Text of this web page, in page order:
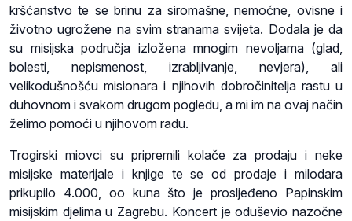
kršćanstvo te se brinu za siromašne, nemoćne, ovisne i
životno ugrožene na svim stranama svijeta. Dodala je da
su misijska područja izložena mnogim nevoljama (glad,
bolesti, nepismenost, izrabljivanje, nevjera), ali
velikodušnošću misionara i njihovih dobročinitelja rastu u
duhovnom i svakom drugom pogledu, a mi im na ovaj način
želimo pomoći u njihovom radu.
Trogirski miovci su pripremili kolače za prodaju i neke
misijske materijale i knjige te se od prodaje i milodara
prikupilo 4.000, oo kuna što je prosljeđeno Papinskim
misijskim djelima u Zagrebu. Koncert je oduševio nazočne